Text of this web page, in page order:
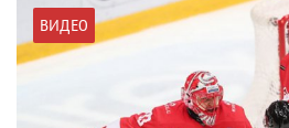
ВИДЕО